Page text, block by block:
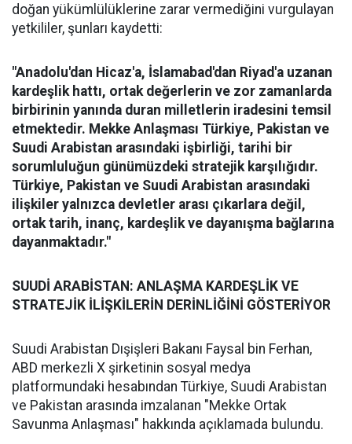
doğan yükümlülüklerine zarar vermediğini vurgulayan
yetkililer, şunları kaydetti:
"Anadolu'dan Hicaz'a, İslamabad'dan Riyad'a uzanan
kardeşlik hattı, ortak değerlerin ve zor zamanlarda
birbirinin yanında duran milletlerin iradesini temsil
etmektedir. Mekke Anlaşması Türkiye, Pakistan ve
Suudi Arabistan arasındaki işbirliği, tarihi bir
sorumluluğun günümüzdeki stratejik karşılığıdır.
Türkiye, Pakistan ve Suudi Arabistan arasındaki
ilişkiler yalnızca devletler arası çıkarlara değil,
ortak tarih, inanç, kardeşlik ve dayanışma bağlarına
dayanmaktadır."
SUUDİ ARABİSTAN: ANLAŞMA KARDEŞLİK VE
STRATEJİK İLİŞKİLERİN DERİNLİĞİNİ GÖSTERİYOR
Suudi Arabistan Dışişleri Bakanı Faysal bin Ferhan,
ABD merkezli X şirketinin sosyal medya
platformundaki hesabından Türkiye, Suudi Arabistan
ve Pakistan arasında imzalanan "Mekke Ortak
Savunma Anlaşması" hakkında açıklamada bulundu.